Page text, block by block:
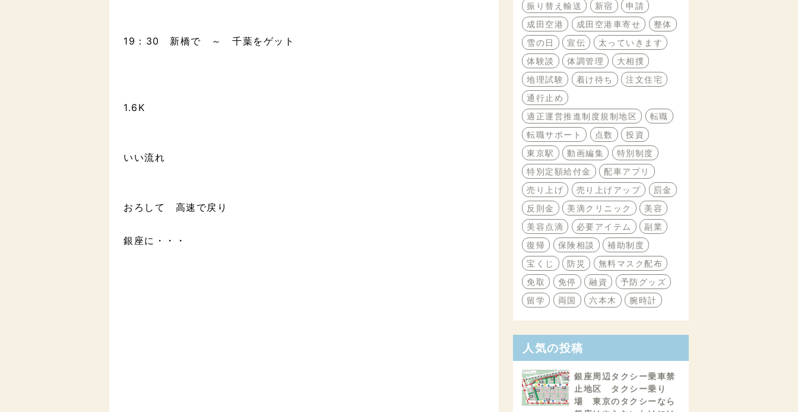
19：30 新橋で ～ 千葉をゲット
1.6K
いい流れ
おろして 高速で戻り
銀座に・・・
振り替え輸送
新宿
申請
成田空港
成田空港車寄せ
整体
雪の日
宣伝
太っていきます
体験談
体調管理
大相撲
地理試験
着け待ち
注文住宅
通行止め
適正運営推進制度規制地区
転職
転職サポート
点数
投資
東京駅
動画編集
特別制度
特別定額給付金
配車アプリ
売り上げ
売り上げアップ
罰金
反則金
美滴クリニック
美容
美容点滴
必要アイテム
副業
復帰
保険相談
補助制度
宝くじ
防災
無料マスク配布
免取
免停 融資
予防グッズ
留学
両国 六本木 腕時計
人気の投稿
銀座周辺タクシー乗車禁
止地区 タクシー乗り
場 東京のタクシーなら